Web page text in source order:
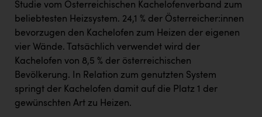
INTERSPAR
INTERSPORT Austria
Jesolo
Jane Goodall Institute Austria
Kärcher
Studie vom Österreichischen Kachelofenverband zum
beliebtesten Heizsystem. 24,1 % der Österreicher:innen
bevorzugen den Kachelofen zum Heizen der eigenen
vier Wände. Tatsächlich verwendet wird der
Kachelofen von 8,5 % der österreichischen
Bevölkerung. In Relation zum genutzten System
springt der Kachelofen damit auf die Platz 1 der
gewünschten Art zu Heizen.